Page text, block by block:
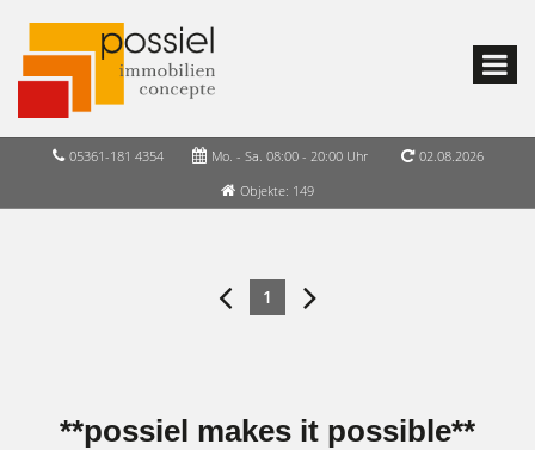
05361-181 4354 Mo. - Sa. 08:00 - 20:00 Uhr
02.08.2026
Objekte: 149
1
**possiel makes it possible**